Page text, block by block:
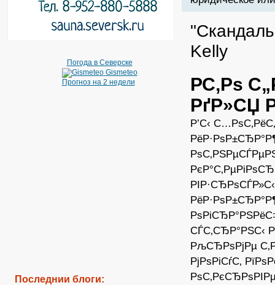
Погода в Северске
Gismeteo
Прогноз на 2 недели
Последнии блоги:
Kelly
Р­С‚Рѕ
РґР»СЏ
Р’С‹
СЃС‚СЂР°РЅС‹
РљСЂРѕРјРµ
РјРѕРіСѓС‚